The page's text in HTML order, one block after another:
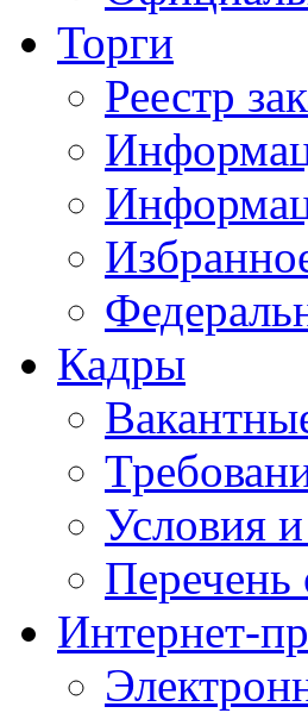
Торги
Реестр
Кадры
Условия
Перечень
Интернет-